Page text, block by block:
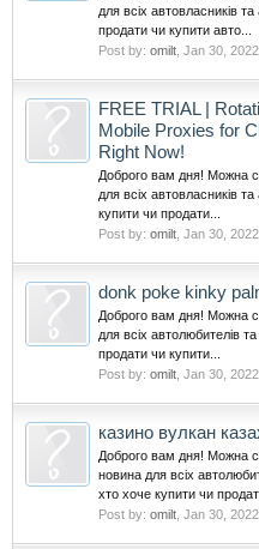
для всіх автовласників
продати чи купити авто...
Post by: omilt Jan 30, 2022
FREE TRIAL |
Mobile Proxies for
Right Now!
Доброго вам дня! Можна
для всіх автовласників
купити чи продати...
Post by: omilt Jan 30, 2022
donk poke kinky
Доброго вам дня! Можна
для всіх автолюбителів
продати чи купити...
Post by: omilt Jan 30, 2022
казино вулкан
Доброго вам дня! Можна
новина для всіх
хто хоче купити чи
Post by: omilt Jan 30, 2022